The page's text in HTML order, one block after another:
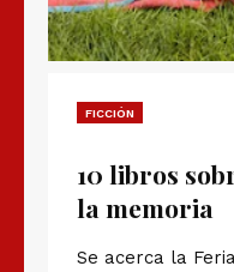
FICCIÓN
10 libros
la memoria
Se acerca la